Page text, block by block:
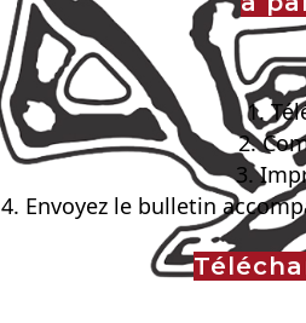
1.
2.
3.
4. Envoyez le bulletin